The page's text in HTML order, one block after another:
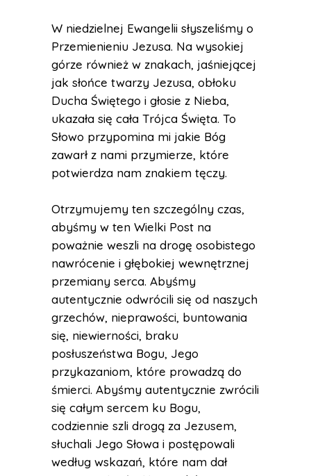
W niedzielnej Ewangelii słyszeliśmy o
Przemienieniu Jezusa. Na wysokiej
górze również w znakach, jaśniejącej
jak słońce twarzy Jezusa, obłoku
Ducha Świętego i głosie z Nieba,
ukazała się cała Trójca Święta. To
Słowo przypomina mi jakie Bóg
zawarł z nami przymierze, które
potwierdza nam znakiem tęczy.
Otrzymujemy ten szczególny czas,
abyśmy w ten Wielki Post na
poważnie weszli na drogę osobistego
nawrócenie i głębokiej wewnętrznej
przemiany serca. Abyśmy
autentycznie odwrócili się od naszych
grzechów, nieprawości, buntowania
się, niewierności, braku
posłuszeństwa Bogu, Jego
przykazaniom, które prowadzą do
śmierci. Abyśmy autentycznie zwrócili
się całym sercem ku Bogu,
codziennie szli drogą za Jezusem,
słuchali Jego Słowa i postępowali
według wskazań, które nam dał